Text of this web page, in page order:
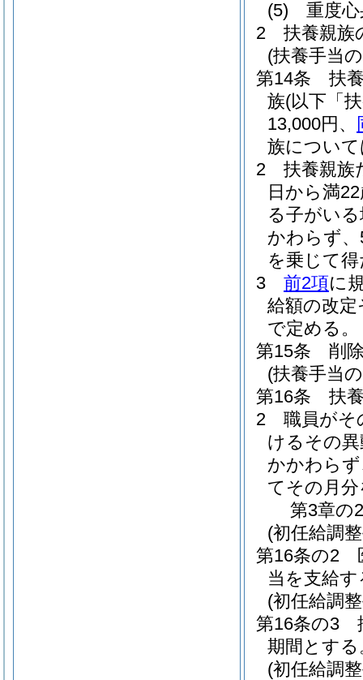
(5)
重度
2
扶養親族
(扶養手当
第14条
扶
族(以下「
13,000円、
族につい
2
扶養親族
日から満
る子がい
かわらず
を乗じて
3
前2項に
給額の改
で定める。
第15条
削
(扶養手当
第16条
扶
2
職員がそ
けるその
かかわら
てその月
第3章の2
(初任給調
第16条の2
当を支給す
(初任給調
第16条の3
期間とする
(初任給調